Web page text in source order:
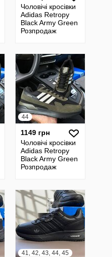
Чоловічі кросівки
Adidas Retropy
Black Army Green
Розпродаж
44
1149 грн
Чоловічі кросівки
Adidas Retropy
Black Army Green
Розпродаж
41, 42, 43, 44, 45